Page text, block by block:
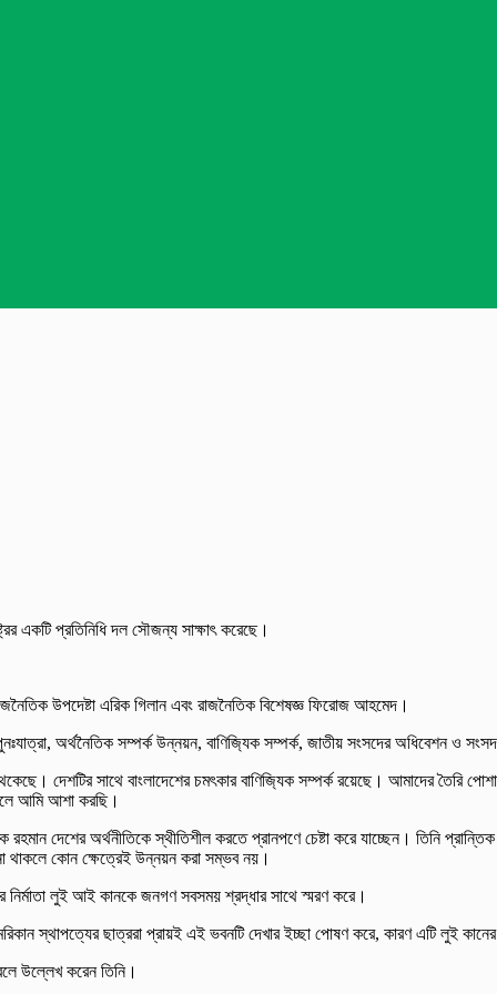
একটি প্রতিনিধি দল সৌজন্য সাক্ষাৎ করেছে।
উপদেষ্টা এরিক গিলান এবং রাজনৈতিক বিশেষজ্ঞ ফিরোজ আহমেদ।
পুনঃযাত্রা, অর্থনৈতিক সম্পর্ক উন্নয়ন, বাণিজ‌্যিক সম্পর্ক, জাতীয় সংসদের অধিবেশন ও
দেশটির সাথে বাংলাদেশের চমৎকার বাণিজ‌্যিক সম্পর্ক রয়েছে। আমাদের তৈরি
আমি আশা করছি।
রহমান দেশের অর্থনীতিকে স্থীতিশীল করতে প্রানপণে চেষ্টা করে যাচ্ছেন। তিনি
থাকলে কোন ক্ষেত্রেই উন্নয়ন করা সম্ভব নয়।
লুই আই কানকে জনগণ সবসময় শ্রদ্ধার সাথে স্মরণ করে।
স্থাপত্যের ছাত্ররা প্রায়ই এই ভবনটি দেখার ইচ্ছা পোষণ করে, কারণ এটি লুই
বলে উল্লেখ করেন তিনি।